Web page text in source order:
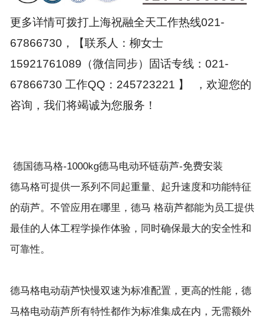
更多详情可拨打上海祝融全天工作热线021-
67866730，【联系人：柳女士
15921761089（微信同步）固话专线：021-
67866730 工作QQ：245723221 】 ，欢迎您的
咨询，我们将竭诚为您服务！
德国德马格-1000kg德马电动环链葫芦-免费安装
德马格可提供一系列不同起重量、起升速度和功能特征
的葫芦。不管应用在哪里，德马 格葫芦都能为员工提供
最佳的人体工程学操作体验，同时确保最大的安全性和
可靠性。
德马格电动葫芦快慢双速为标准配置，更高的性能，德
马格电动葫芦所有特性都作为标准集成在内，无需额外